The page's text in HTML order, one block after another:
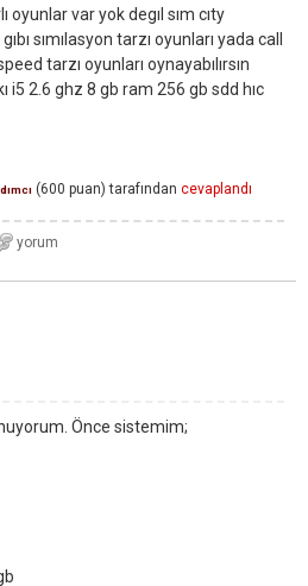
oyunlar var yok degıl sım cıty
sımılasyon tarzı oyunları yada call
tarzı oyunları oynayabılırsın
i5 2.6 ghz 8 gb ram 256 gb sdd hıc
(600 puan) tarafından cevaplandı
Önce sistemim;